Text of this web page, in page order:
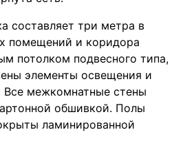
составляет три метра в
помещений и коридора
потолком подвесного типа,
элементы освещения и
Все межкомнатные стены
обшивкой. Полы
ламинированной